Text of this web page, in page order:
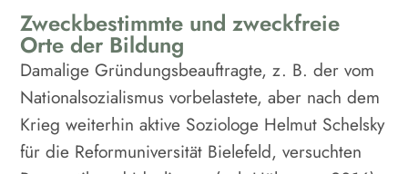
Zweckbestimmte und zweckfreie
Orte der Bildung
Damalige Gründungsbeauftragte, z. B. der vom
Nationalsozialismus vorbelastete, aber nach dem
Krieg weiterhin aktive Soziologe Helmut Schelsky
für die Reformuniversität Bielefeld, versuchten